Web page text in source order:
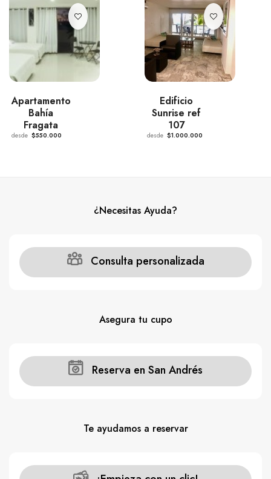
Apartamento
Bahía
Fragata
desde $550.000
Edificio
Sunrise ref
107
desde $1.000.000
¿Necesitas Ayuda?
Consulta personalizada
Asegura tu cupo
Reserva en San Andrés
Te ayudamos a reservar